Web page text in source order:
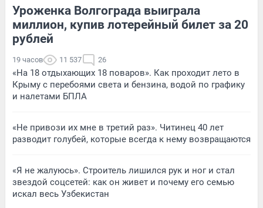
Уроженка Волгограда выиграла
миллион, купив лотерейный билет за 20
рублей
19 часов 11 537 26
«На 18 отдыхающих 18 поваров». Как проходит лето в
Крыму с перебоями света и бензина, водой по графику
и налетами БПЛА
«Не привози их мне в третий раз». Читинец 40 лет
разводит голубей, которые всегда к нему возвращаются
«Я не жалуюсь». Строитель лишился рук и ног и стал
звездой соцсетей: как он живет и почему его семью
искал весь Узбекистан